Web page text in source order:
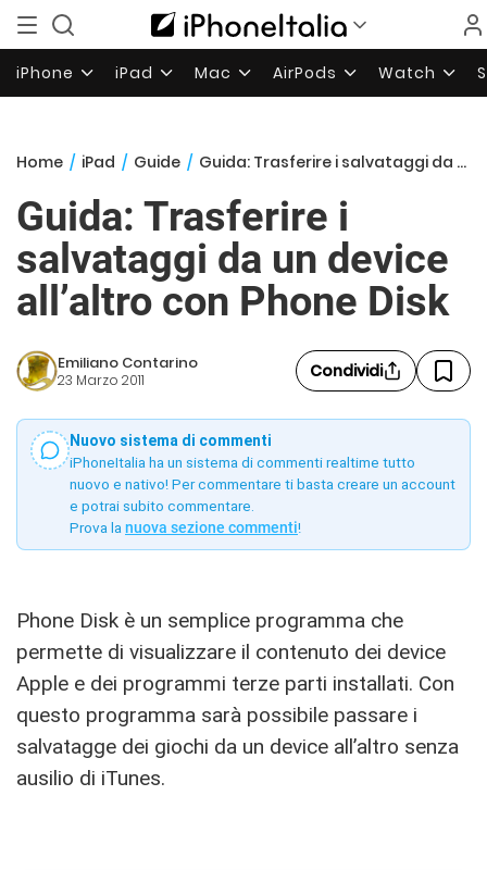
iPhone iPad Mac AirPods Watch
Home / iPad / Guide / Guida: Trasferire i salvataggi da un device all’altro con Phone Disk
Guida: Trasferire i
salvataggi da un device
all’altro con Phone Disk
Emiliano Contarino
23 Marzo 2011 Condividi
Nuovo sistema di commenti
iPhoneItalia ha un sistema di commenti realtime tutto
nuovo e nativo! Per commentare ti basta creare un account
e potrai subito commentare.
Prova la nuova sezione commenti!
Phone Disk è un semplice programma che
permette di visualizzare il contenuto dei device
Apple e dei programmi terze parti installati. Con
questo programma sarà possibile passare i
salvatagge dei giochi da un device all’altro senza
ausilio di iTunes.